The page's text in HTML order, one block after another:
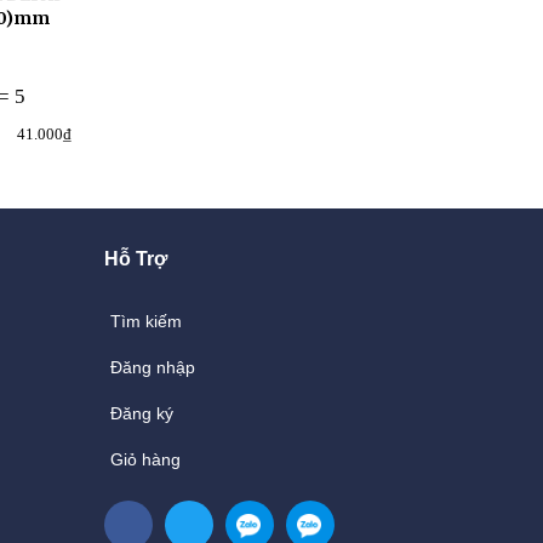
5
41.000₫
Hỗ Trợ
Tìm kiếm
Đăng nhập
Đăng ký
Giỏ hàng